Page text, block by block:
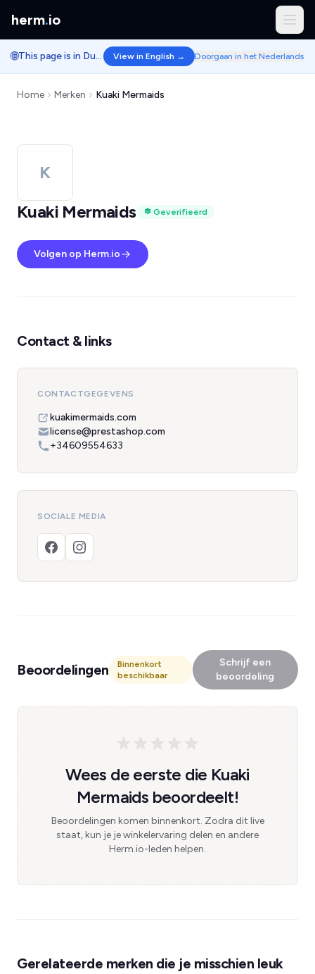
herm.io
🌐 This page is in Dutch. View in English → Doorgaan in het Nederlands
Home Merken Kuaki Mermaids
K
Kuaki Mermaids
Geverifieerd
Volgen op Herm.io
Contact & links
CONTACTGEGEVENS
kuakimermaids.com
license@prestashop.com
+34609554633
SOCIALE MEDIA
Beoordelingen
Binnenkort
beschikbaar
Schrijf een
beoordeling
Wees de eerste die Kuaki
Mermaids beoordeelt!
Beoordelingen komen binnenkort. Zodra dit live
staat, kun je je winkelervaring delen en andere
Herm.io-leden helpen.
Gerelateerde merken die je misschien leuk